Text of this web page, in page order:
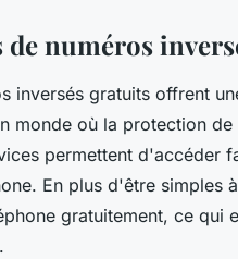
numéros
inversés gratuits offrent
monde où la protection
permettent d'accéder
En plus d'être simples
gratuitement, ce qui